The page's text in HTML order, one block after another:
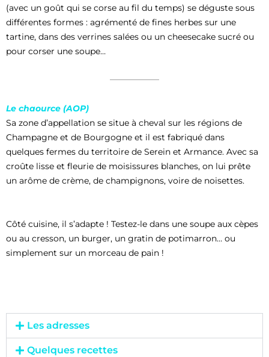
(avec un goût qui se corse au fil du temps) se déguste sous
différentes formes : agrémenté de fines herbes sur une
tartine, dans des verrines salées ou un cheesecake sucré ou
pour corser une soupe…
Le chaource (AOP)
Sa zone d’appellation se situe à cheval sur les régions de
Champagne et de Bourgogne et il est fabriqué dans
quelques fermes du territoire de Serein et Armance. Avec sa
croûte lisse et fleurie de moisissures blanches, on lui prête
un arôme de crème, de champignons, voire de noisettes.
Côté cuisine, il s’adapte ! Testez-le dans une soupe aux cèpes
ou au cresson, un burger, un gratin de potimarron… ou
simplement sur un morceau de pain !
Les adresses
Quelques recettes